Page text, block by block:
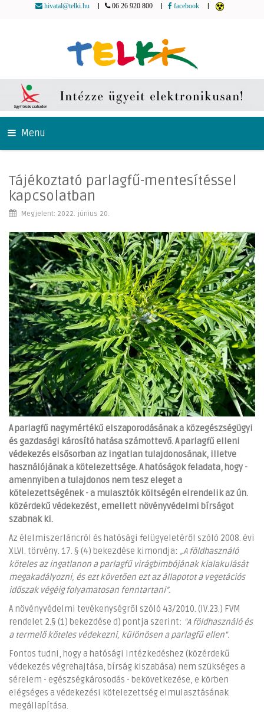
hivatal@telki.hu 06 26 920 800 facebook
Menu
Tájékoztató parlagfű-mentesítéssel
kapcsolatban
Megjelent: 2022. június 20.
A parlagfű nagymértékű elszaporodásának a közegészségügyi
és gazdasági károsító hatása számottevő. A parlagfű elleni
védekezés elsősorban az ingatlan tulajdonosának, illetve
használójának a kötelezettsége. A hatóságok feladata, hogy -
amennyiben a tulajdonos nem tesz eleget a
kötelezettségének - a mulasztók költségén elrendelik az ún.
közérdekű védekezést, emellett növényvédelmi bírságot
szabnak ki.
Az élelmiszerláncról és hatósági felügyeletéről szóló 2008. évi
XLVI. törvény. 17. § (4) bekezdése kimondja: „A földhasználó
köteles az ingatlanon a parlagfű virágbimbójának kialakulását
megakadályozni, és ezt követően ezt az állapotot a vegetációs
időszak végéig folyamatosan fenntartani”.
A növényvédelmi tevékenységről szóló 43/2010. (IV.23.) FVM
rendelet 2.§ (1) bekezdése d) pontja szerint: "A földhasználó és
a termelő köteles védekezni, különösen a parlagfű ellen".
Fontos tudni, hogy a hatósági intézkedéshez (közérdekű
védekezés végrehajtása, bírság kiszabása) nem szükséges a
sérelem - egészségkárosodás - bekövetkezése, e körben
elégséges a védekezési kötelezettség elmulasztásának
megállapítása.